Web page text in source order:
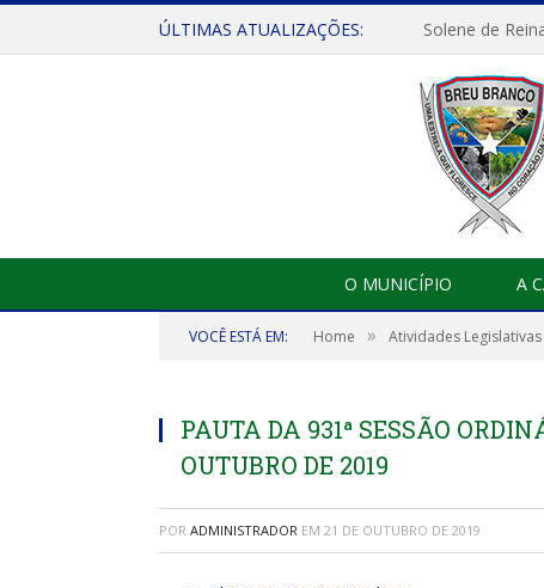
ÚLTIMAS ATUALIZAÇÕES: Solene de
O MUNICÍPIO A
VOCÊ ESTÁ EM: Home » Atividades Legislativas
PAUTA DA 931ª SESSÃO
OUTUBRO DE 2019
POR ADMINISTRADOR EM 21 DE OUTUBRO DE 2019